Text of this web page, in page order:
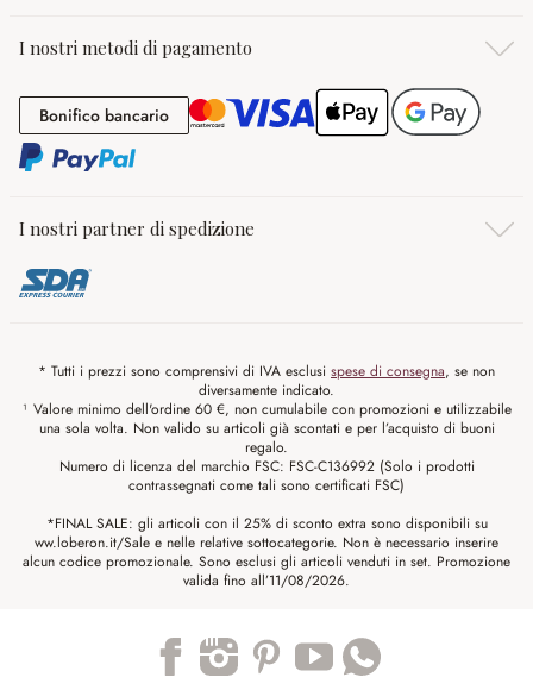
I nostri metodi di pagamento
Bonifico bancarioBonifico bancario
I nostri partner di spedizione
* Tutti i prezzi sono comprensivi di IVA esclusi spese di consegna, se non
diversamente indicato.
¹ Valore minimo dell'ordine 60 €, non cumulabile con promozioni e utilizzabile
una sola volta. Non valido su articoli già scontati e per l’acquisto di buoni
regalo.
Numero di licenza del marchio FSC: FSC-C136992 (Solo i prodotti
contrassegnati come tali sono certificati FSC)
*FINAL SALE: gli articoli con il 25% di sconto extra sono disponibili su
ww.loberon.it/Sale e nelle relative sottocategorie. Non è necessario inserire
alcun codice promozionale. Sono esclusi gli articoli venduti in set. Promozione
valida fino all’11/08/2026.